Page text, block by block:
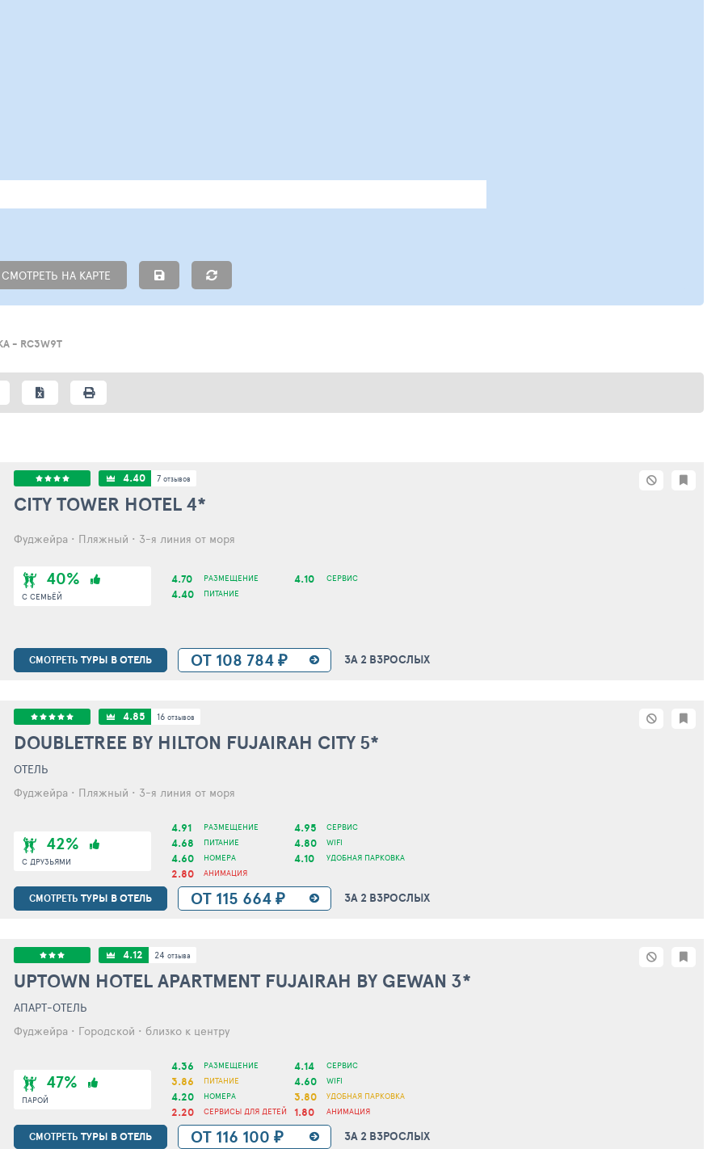
СМОТРЕТЬ НА КАРТЕ
- RC3W9T
4.40 7 отзывов
CITY TOWER HOTEL4*
Фуджейра • Пляжный • 3-я линия от моря
40%
С СЕМЬЁЙ
4.70 РАЗМЕЩЕНИЕ 4.10 СЕРВИС
4.40 ПИТАНИЕ
СМОТРЕТЬ ТУРЫ В ОТЕЛЬ ОТ 108 784 ₽ ЗА 2 ВЗРОСЛЫХ
4.85 16 отзывов
DOUBLETREE BY HILTON FUJAIRAH CITY5*
ОТЕЛЬ
Фуджейра • Пляжный • 3-я линия от моря
42%
С ДРУЗЬЯМИ
4.91 РАЗМЕЩЕНИЕ 4.95 СЕРВИС
4.68 ПИТАНИЕ 4.80 WIFI
4.60 НОМЕРА 4.10 УДОБНАЯ ПАРКОВКА
2.80 АНИМАЦИЯ
СМОТРЕТЬ ТУРЫ В ОТЕЛЬ ОТ 115 664 ₽ ЗА 2 ВЗРОСЛЫХ
4.12 24 отзыва
UPTOWN HOTEL APARTMENT FUJAIRAH BY GEWAN 3*
АПАРТ-ОТЕЛЬ
Фуджейра • Городской • близко к центру
47%
ПАРОЙ
4.36 РАЗМЕЩЕНИЕ 4.14 СЕРВИС
3.86 ПИТАНИЕ 4.60 WIFI
4.20 НОМЕРА 3.80 УДОБНАЯ ПАРКОВКА
2.20 СЕРВИСЫ ДЛЯ ДЕТЕЙ 1.80 АНИМАЦИЯ
СМОТРЕТЬ ТУРЫ В ОТЕЛЬ ОТ 116 100 ₽ ЗА 2 ВЗРОСЛЫХ